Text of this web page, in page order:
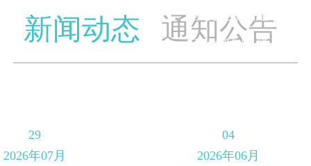
全党建带团建
工作机制，紧
组织、引导、
服务青年与维
新闻动态 通知公告
29
2026年07月
04
2026年06月